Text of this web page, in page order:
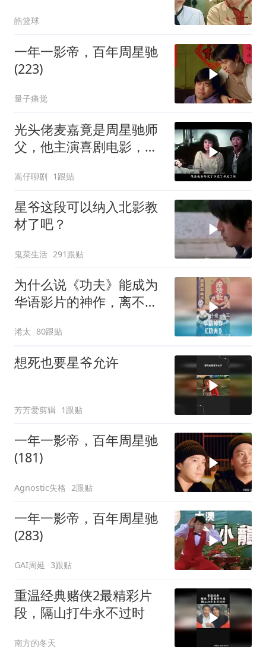
皓篮球
一年一影帝，百年周星驰
(223)
量子痛觉
光头佬麦嘉竟是周星驰师
父，他主演喜剧电影，承
嵩仔聊剧 1跟贴
星爷这段可以纳入北影教
材了吧？
鬼菜生活 291跟贴
为什么说《功夫》能成为
华语影片的神作，离不开
淆太 80跟贴
想死也要星爷允许
芳芳爱剪辑 1跟贴
一年一影帝，百年周星驰
(181)
Agnostic失格 2跟贴
一年一影帝，百年周星驰
(283)
GAI周延 3跟贴
重温经典赌侠2最精彩片
段，隔山打牛永不过时
南方的冬天